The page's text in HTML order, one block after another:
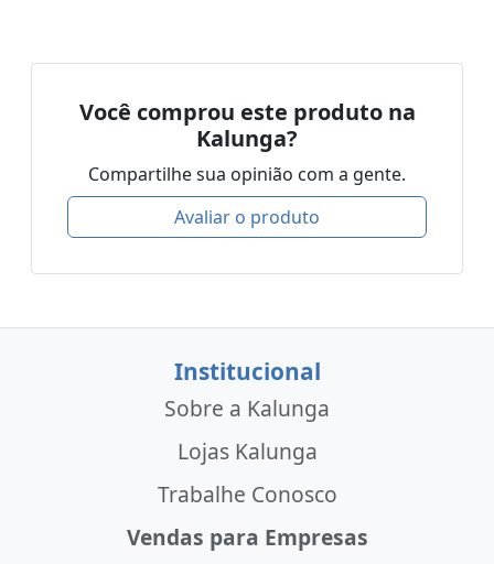
Você comprou este produto na
Kalunga?
Compartilhe sua opinião com a gente.
Avaliar o produto
Institucional
Sobre a Kalunga
Lojas Kalunga
Trabalhe Conosco
Vendas para Empresas